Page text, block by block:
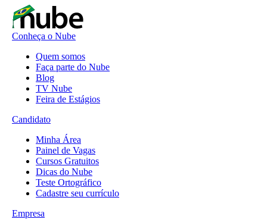
Conheça o Nube
Quem somos
Faça parte do Nube
Blog
TV Nube
Feira de Estágios
Candidato
Minha Área
Painel de Vagas
Cursos Gratuitos
Dicas do Nube
Teste Ortográfico
Cadastre seu currículo
Empresa